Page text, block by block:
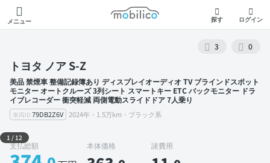
メニュー
モビリコ
探す ログイン
3 0
トヨタ ノア S-Z
美品 禁煙車 整備記録簿あり ディスプレイオーディオ TV ブラインドスポット
モニター オートクルーズ 3列シート スマートキー ETC バックモニター ドラ
イブレコーダー 衝突軽減 両側電動スライドドア 7人乗り
車両ID 79DB2Z6V 2024年・1.5万km・ブラック系
外装 左前
1 /12
支払総額 本体価格 諸費用